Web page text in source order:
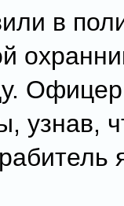
в
узнав,